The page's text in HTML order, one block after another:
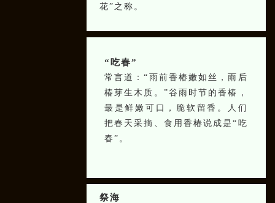
花”之称。
“ 吃春”
常言道：“雨前香椿嫩如丝，雨后
椿芽生木质。”谷雨时节的香椿，
最是鲜嫩可口，脆软留香。人们
把春天采摘、食用香椿说成是“吃
春”。
祭海